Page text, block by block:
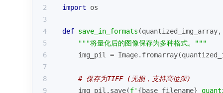
2
import os
3
4
def save_in_formats (
5
"""将量化后的图像保存为多种格式。"""
6
img_pil =
7
8
# 保存为TIFF (无损，支持高位深)
9
    img_pil.save(
f' {base_filename}